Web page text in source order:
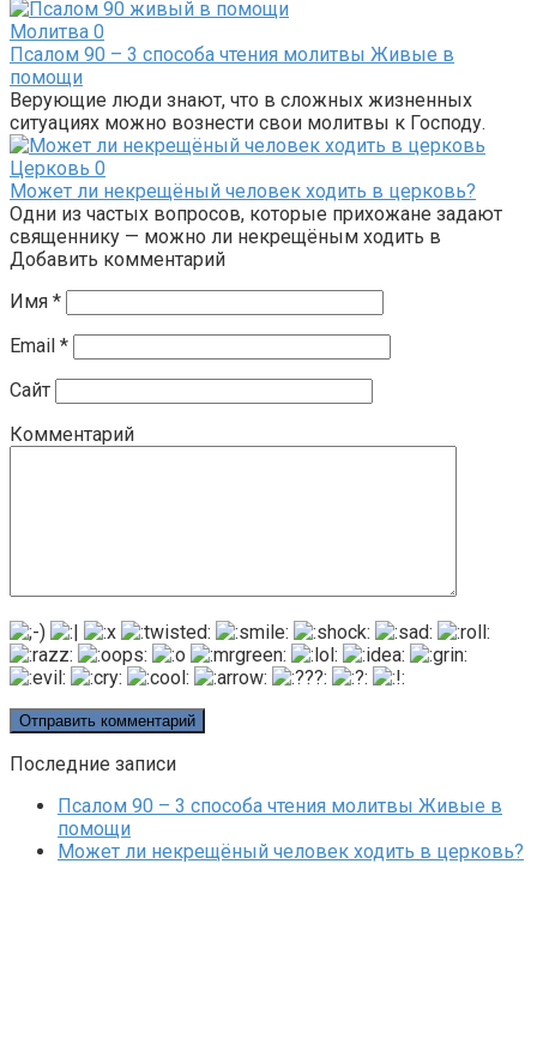
Молитва 0
Псалом 90 – 3 способа чтения молитвы Живые в
помощи
Верующие люди знают, что в сложных жизненных
ситуациях можно вознести свои молитвы к Господу.
Церковь 0
Может ли некрещёный человек ходить в церковь?
Одни из частых вопросов, которые прихожане задают
священнику — можно ли некрещёным ходить в
Добавить комментарий
Имя *
Email *
Сайт
Комментарий
Последние записи
Псалом 90 – 3 способа чтения молитвы Живые в
помощи
Может ли некрещёный человек ходить в церковь?